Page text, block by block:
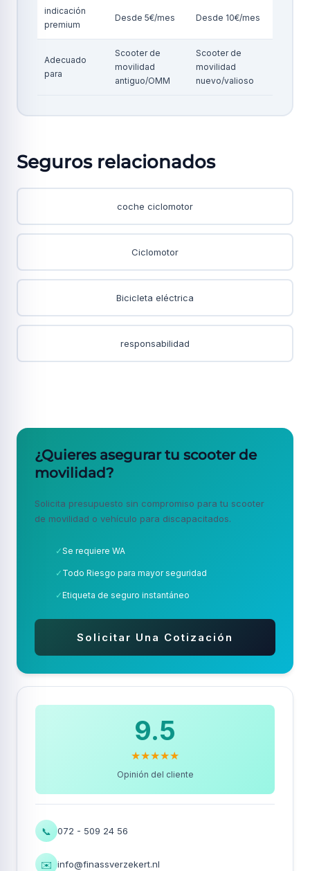
indicación
premium
Desde 5€/mes Desde 10€/mes
Adecuado
para
Scooter de
movilidad
antiguo/OMM
Scooter de
movilidad
nuevo/valioso
Seguros relacionados
coche ciclomotor
Ciclomotor
Bicicleta eléctrica
responsabilidad
¿Quieres asegurar tu scooter de
movilidad?
Solicita presupuesto sin compromiso para tu scooter
de movilidad o vehículo para discapacitados.
✓Se requiere WA
✓ Todo Riesgo para mayor seguridad
✓Etiqueta de seguro instantáneo
Solicitar Una Cotización
9.5
★★★★★
Opinión del cliente
📞 072 - 509 24 56
✉️ info@finassverzekert.nl